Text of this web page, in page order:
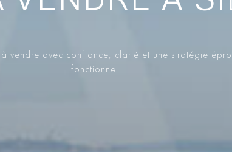
vendre avec confiance, clarté et une stratégie
fonctionne.